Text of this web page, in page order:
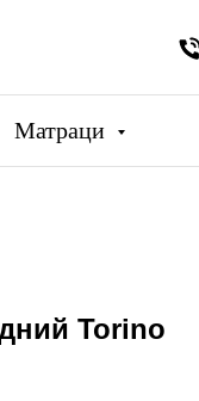
Матраци
Torino